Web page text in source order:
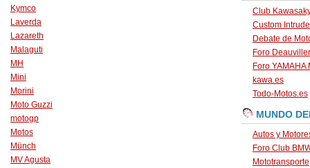
Kymco
Laverda
Lazareth
Malaguti
MH
Mini
Morini
Moto Guzzi
motogp
Motos
Münch
MV Agusta
Club
Custom
Debate de
Foro
Foro YAMAHA
kawa.es
Todo-Motos.es
MUNDO
Autos y
Foro Club
Mototransporte